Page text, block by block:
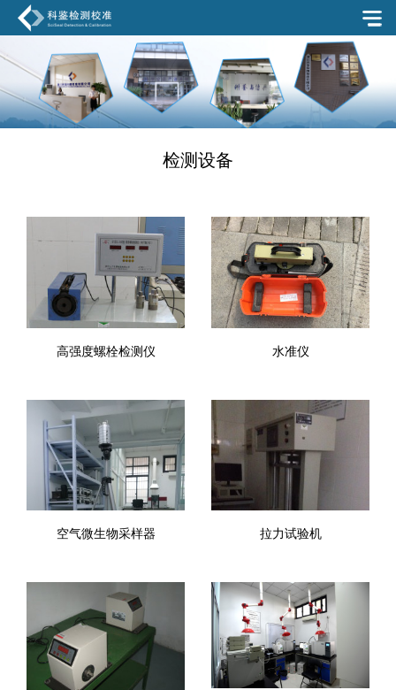
检测设备
高强度螺栓检测仪 水准仪
空气微生物采样器 拉力试验机